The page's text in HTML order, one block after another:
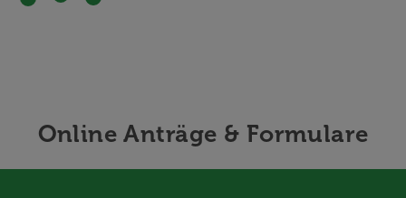
Online Anträge & Formulare